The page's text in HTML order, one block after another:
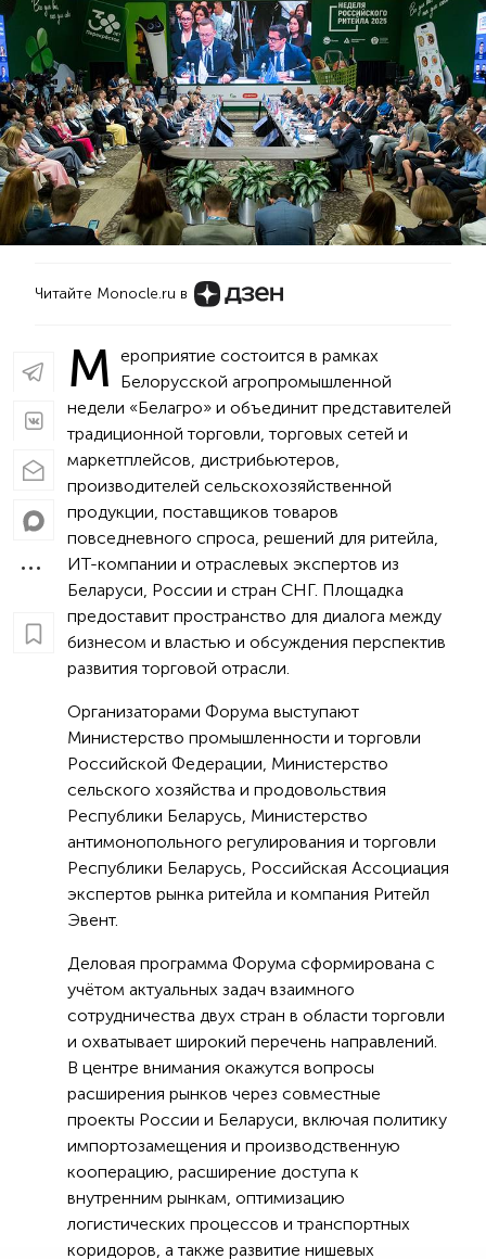
Читайте Monocle.ru в
М ероприятие состоится в рамках
Белорусской агропромышленной
недели «Белагро» и объединит представителей
традиционной торговли, торговых сетей и
маркетплейсов, дистрибьютеров,
производителей сельскохозяйственной
продукции, поставщиков товаров
повседневного спроса, решений для ритейла,
ИТ-компании и отраслевых экспертов из
Беларуси, России и стран СНГ. Площадка
предоставит пространство для диалога между
бизнесом и властью и обсуждения перспектив
развития торговой отрасли.
Организаторами Форума выступают
Министерство промышленности и торговли
Российской Федерации, Министерство
сельского хозяйства и продовольствия
Республики Беларусь, Министерство
антимонопольного регулирования и торговли
Республики Беларусь, Российская Ассоциация
экспертов рынка ритейла и компания Ритейл
Эвент.
Деловая программа Форума сформирована с
учётом актуальных задач взаимного
сотрудничества двух стран в области торговли
и охватывает широкий перечень направлений.
В центре внимания окажутся вопросы
расширения рынков через совместные
проекты России и Беларуси, включая политику
импортозамещения и производственную
кооперацию, расширение доступа к
внутренним рынкам, оптимизацию
логистических процессов и транспортных
коридоров, а также развитие нишевых